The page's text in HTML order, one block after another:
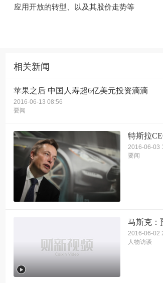
应用开放的转型、以及其股价走势等
相关新闻
苹果之后 中国人寿超6亿美元投资滴滴
2016-06-13 08:56
要闻
特斯拉
2016-06-03
要闻
马斯克：
2016-06-02
人物访谈